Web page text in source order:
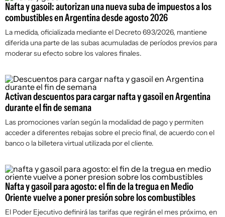
Nafta y gasoil: autorizan una nueva suba de impuestos a los
combustibles en Argentina desde agosto 2026
La medida, oficializada mediante el Decreto 693/2026, mantiene
diferida una parte de las subas acumuladas de períodos previos para
moderar su efecto sobre los valores finales.
Activan descuentos para cargar nafta y gasoil en Argentina
durante el fin de semana
Las promociones varían según la modalidad de pago y permiten
acceder a diferentes rebajas sobre el precio final, de acuerdo con el
banco o la billetera virtual utilizada por el cliente.
Nafta y gasoil para agosto: el fin de la tregua en Medio
Oriente vuelve a poner presión sobre los combustibles
El Poder Ejecutivo definirá las tarifas que regirán el mes próximo, en